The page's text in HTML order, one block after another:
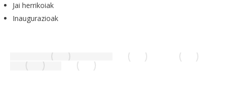
Jai herrikoiak
Inaugurazioak